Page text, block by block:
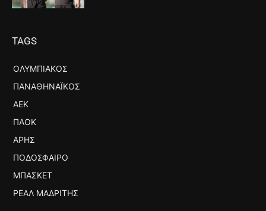
TAGS
ΟΛΥΜΠΙΑΚΌΣ
ΠΑΝΑΘΗΝΑΪΚΌΣ
ΑΕΚ
ΠΑΟΚ
ΆΡΗΣ
ΠΟΔΌΣΦΑΙΡΟ
ΜΠΆΣΚΕΤ
ΡΕΆΛ ΜΑΔΡΊΤΗΣ